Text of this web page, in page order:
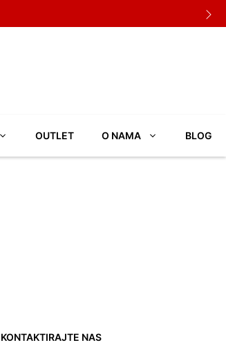
OUTLET O NAMA BLOG
KONTAKTIRAJTE NAS